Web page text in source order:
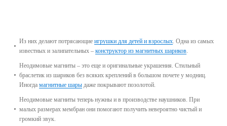
Из них делают потрясающие игрушки для детей и взрослых . Одна из самых
известных и залипательных – конструктор из магнитных шариков
Неодимовые магниты – это еще и оригинальные украшения. Стильный
браслетик из шариков без всяких креплений в большом почете у модниц.
Иногда магнитные шары даже покрывают позолотой.
Неодимовые магниты теперь нужны и в производстве наушников. При
малых размерах мембран они помогают получить невероятно чистый и
громкий звук.